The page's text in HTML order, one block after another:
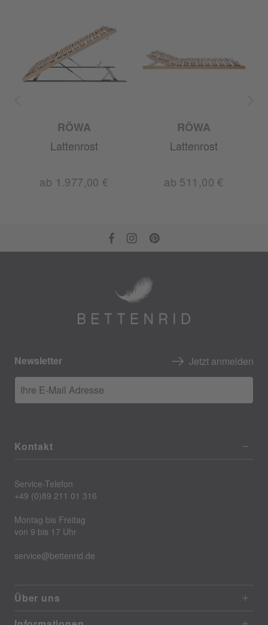
RÖWA
Lattenrost
ab 1.977,00 €
RÖWA
Lattenrost
ab 511,00 €
Newsletter Jetzt anmelden
Ihre E-Mail Adresse
Kontakt
Service-Telefon
+49 (0)89 211 01 316
Montag bis Freitag
von 9 bis 17 Uhr
service@bettenrid.de
Über uns